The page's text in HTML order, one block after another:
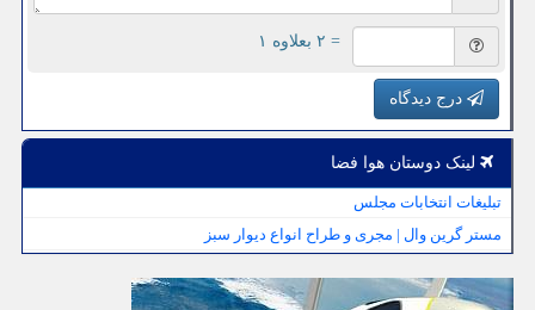
= ۲ بعلاوه ۱
درج دیدگاه
لینک دوستان هوا فضا
تبلیغات انتخابات مجلس
مستر گرین وال | مجری و طراح انواع دیوار سبز